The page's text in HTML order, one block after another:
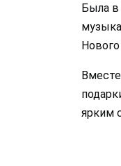
Была в
ярким